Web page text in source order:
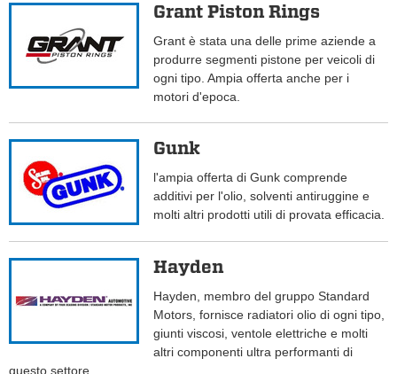
Grant Piston Rings
Grant è stata una delle prime aziende a
produrre segmenti pistone per veicoli di
ogni tipo. Ampia offerta anche per i
motori d'epoca.
Gunk
l'ampia offerta di Gunk comprende
additivi per l'olio, solventi antiruggine e
molti altri prodotti utili di provata efficacia.
Hayden
Hayden, membro del gruppo Standard
Motors, fornisce radiatori olio di ogni tipo,
giunti viscosi, ventole elettriche e molti
altri componenti ultra performanti di
questo settore.